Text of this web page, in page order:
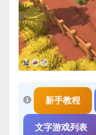
新手教程
文字游戏列表